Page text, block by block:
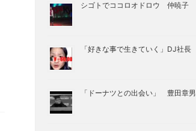
シゴトでココロオドロウ 仲暁子
「好きな事で生きていく」DJ社長
「ドーナツとの出会い」 豊田章男